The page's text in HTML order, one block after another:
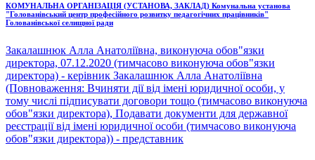
КОМУНАЛЬНА ОРГАНІЗАЦІЯ (УСТАНОВА, ЗАКЛАД) Комунальна установа
"Голованівський центр професійного розвитку педагогічних працівників"
Голованівської селищної ради
Закалашнюк Алла Анатоліївна, виконуюча обов"язки
директора, 07.12.2020 (тимчасово виконуюча обов"язки
директора) - керівник Закалашнюк Алла Анатоліївна
(Повноваження: Вчиняти дії від імені юридичної особи, у
тому числі підписувати договори тощо (тимчасово виконуюча
обов"язки директора), Подавати документи для державної
реєстрації від імені юридичної особи (тимчасово виконуюча
обов"язки директора)) - представник